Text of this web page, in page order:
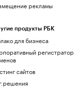
рекламы
продукты РБК
для бизнеса
регистратор
сайтов